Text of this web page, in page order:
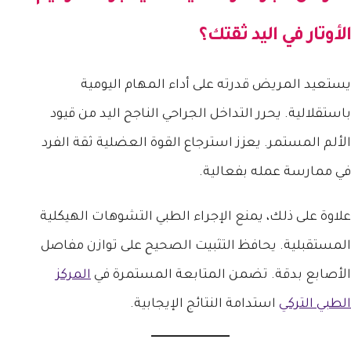
الأوتار في اليد ثقتك؟
يستعيد المريض قدرته على أداء المهام اليومية
باستقلالية. يحرر التداخل الجراحي الناجح اليد من قيود
الألم المستمر. يعزز استرجاع القوة العضلية ثقة الفرد
في ممارسة عمله بفعالية.
علاوة على ذلك، يمنع الإجراء الطبي التشوهات الهيكلية
المستقبلية. يحافظ التثبيت الصحيح على توازن مفاصل
الأصابع بدقة. تضمن المتابعة المستمرة في المركز
الطبي التركي استدامة النتائج الإيجابية.